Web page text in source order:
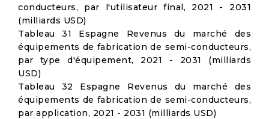
conducteurs, par l'utilisateur final, 2021 - 2031
(milliards USD)
Tableau 31 Espagne Revenus du marché des
équipements de fabrication de semi-conducteurs,
par type d'équipement, 2021 - 2031 (milliards
USD)
Tableau 32 Espagne Revenus du marché des
équipements de fabrication de semi-conducteurs,
par application, 2021 - 2031 (milliards USD)